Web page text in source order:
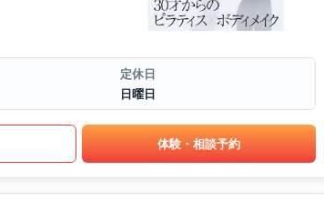
定休日
日曜日
体験・相談予約